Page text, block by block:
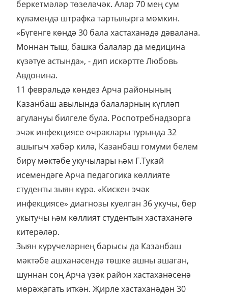
беркетмәләр төзеләчәк. Алар 70 мең сум
күләмендә штрафка тартылырга мөмкин.
«Бүгенге көндә 30 бала хастаханәдә дәвалана.
Моннан тыш, башка балалар да медицина
күзәтүе астында», - дип искәртте Любовь
Авдонина.
11 февральдә көндез Арча районының
Казанбаш авылында балаларның күпләп
агулануы билгеле була. Роспотребнадзорга
эчәк инфекциясе очраклары турында 32
ашыгыч хәбәр килә, Казанбаш гомуми белем
бирү мәктәбе укучылары һәм Г.Тукай
исемендәге Арча педагогика көллияте
студенты зыян күрә. «Кискен эчәк
инфекциясе» диагнозы куелган 36 укучы, бер
укытучы һәм көллият студентын хастаханәгә
китерәләр.
Зыян күрүчеләрнең барысы да Казанбаш
мәктәбе ашханәсендә төшке ашны ашаган,
шуннан соң Арча үзәк район хастаханәсенә
мөрәҗәгать иткән. Җирле хастаханәдән 30